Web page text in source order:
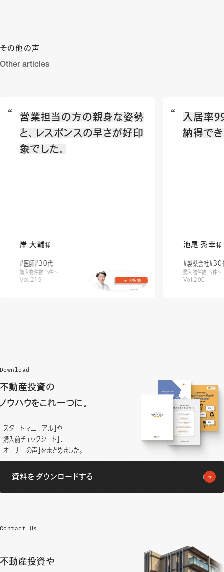
その他の声
Other articles
営業担当の方の親身な姿勢
と、レスポンスの早さが好印
象でした。
岸 大輔様
#医師#30代
購入物件数 3件〜
Vol.215
入居率
納得でき
池尾 秀幸様
#製薬会社#30
購入物件数 3件〜
Vol.200
Download
不動産投資の
ノウハウをこれ一つに。
「スタートマニュアル」や
「購入前チェックシート」、
「オーナーの声」をまとめました。
資料をダウンロードする
Contact Us
不動産投資や